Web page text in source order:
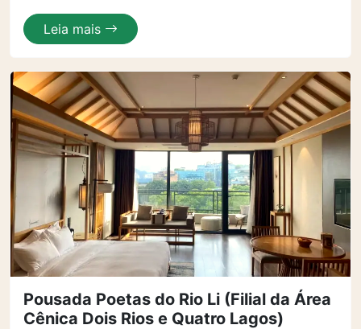
Leia mais
Pousada Poetas do Rio Li (Filial da Área
Cênica Dois Rios e Quatro Lagos)